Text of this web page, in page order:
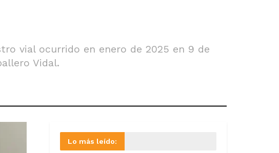
vial ocurrido en enero de 2025 en 9 de
Vidal.
Lo más leído: